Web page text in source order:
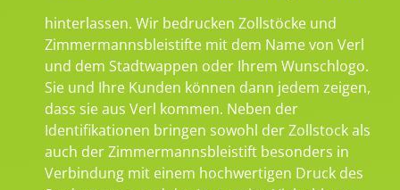
hinterlassen. Wir bedrucken Zollstöcke und
Zimmermannsbleistifte mit dem Name von Verl
und dem Stadtwappen oder Ihrem Wunschlogo.
Sie und Ihre Kunden können dann jedem zeigen,
dass sie aus Verl kommen. Neben der
Identifikationen bringen sowohl der Zollstock als
auch der Zimmermannsbleistift besonders in
Verbindung mit einem hochwertigen Druck des